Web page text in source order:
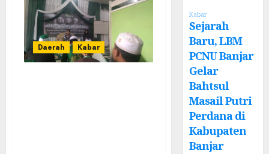
Daerah Kabar
Kabar
Sejarah
Baru, LBM
PCNU Banjar
Gelar
Bahtsul
Masail Putri
Perdana di
Kabupaten
Banjar